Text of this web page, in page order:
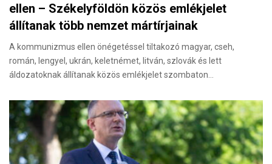
ellen – Székelyföldön közös emlékjelet
állítanak több nemzet mártírjainak
A kommunizmus ellen önégetéssel tiltakozó magyar, cseh,
román, lengyel, ukrán, keletnémet, litván, szlovák és lett
áldozatoknak állítanak közös emlékjelet szombaton…